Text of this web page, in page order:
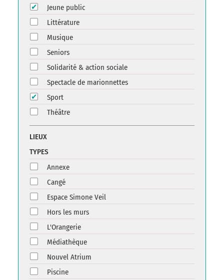
Jeune public
Littérature
Musique
Seniors
Solidarité & action sociale
Spectacle de marionnettes
Sport
Théâtre
LIEUX
TYPES
Annexe
Cangé
Espace Simone Veil
Hors les murs
L'Orangerie
Médiathèque
Nouvel Atrium
Piscine